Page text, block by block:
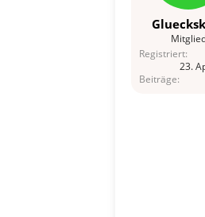
Registriert
23.
Beiträge